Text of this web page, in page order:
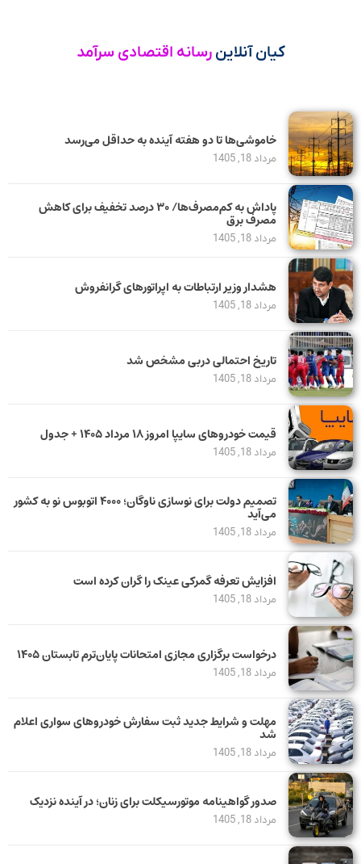
کیان آنلاین رسانه اقتصادی سرآمد
خاموشی‌ها تا دو هفته آینده به حداقل می‌رسد
مرداد 18, 1405
پاداش به کم‌مصرف‌ها/ ۳۰ درصد تخفیف برای کاهش
مصرف برق
مرداد 18, 1405
هشدار وزیر ارتباطات به اپراتورهای گرانفروش
مرداد 18, 1405
تاریخ احتمالی دربی مشخص شد
مرداد 18, 1405
قیمت خودرو‌های سایپا امروز ۱۸ مرداد ۱۴۰۵ + جدول
مرداد 18, 1405
تصمیم دولت برای نوسازی ناوگان؛ ۴۰۰۰ اتوبوس نو به کشور
می‌آید
مرداد 18, 1405
افزایش تعرفه گمرکی عینک را گران کرده است
مرداد 18, 1405
درخواست برگزاری مجازی امتحانات پایان‌ترم تابستان ۱۴۰۵
مرداد 18, 1405
مهلت و شرایط جدید ثبت سفارش خودروهای سواری اعلام
شد
مرداد 18, 1405
صدور گواهینامه موتورسیکلت برای زنان؛ در آینده نزدیک
مرداد 18, 1405